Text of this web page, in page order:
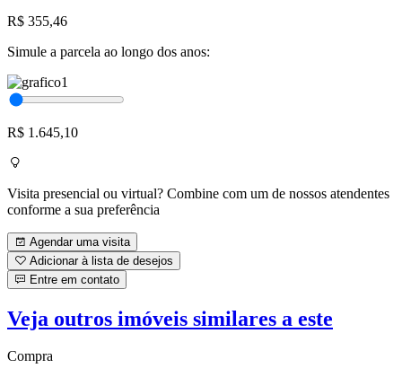
R$ 355,46
Simule a parcela ao longo dos anos:
R$ 1.645,10
Visita presencial ou virtual? Combine com um de nossos atendentes
conforme a sua preferência
Agendar uma visita
Adicionar à lista de desejos
Entre em contato
Veja outros imóveis similares a este
Compra